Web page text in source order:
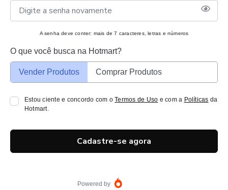
A senha deve conter: mais de 7 caracteres, letras e números
O que você busca na Hotmart?
Vender Produtos Comprar Produtos
Estou ciente e concordo com oTermos de Uso e com a Políticas da
Hotmart.
Cadastre-se agora
Powered by